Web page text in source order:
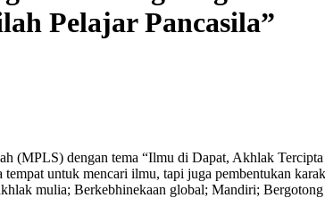
Pelajar Pancasila”
dengan tema “Ilmu di Dapat, Akhlak
untuk mencari ilmu, tapi juga pembentukan
mulia; Berkebhinekaan global; Mandiri;